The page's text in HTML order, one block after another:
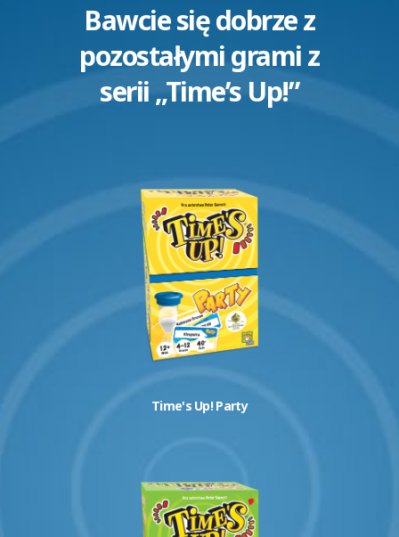
Bawcie się dobrze z
pozostałymi grami z
serii „Time’s Up!”
Time's Up! Party